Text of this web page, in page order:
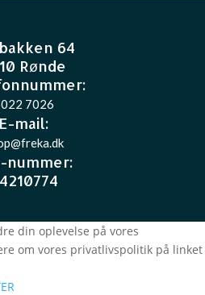
64
Rønde
7026
E-mail:
nummer:
din oplevelse på vores
om vores privatlivspolitik på linket